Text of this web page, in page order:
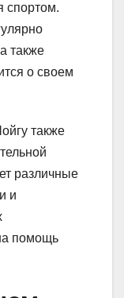
спортом.
также
о своем
также
различные
и
помощь